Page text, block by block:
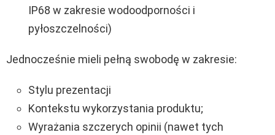
IP68 w zakresie wodoodporności i
pyłoszczelności)
Jednocześnie mieli pełną swobodę w zakresie:
Stylu prezentacji
Kontekstu wykorzystania produktu;
Wyrażania szczerych opinii (nawet tych